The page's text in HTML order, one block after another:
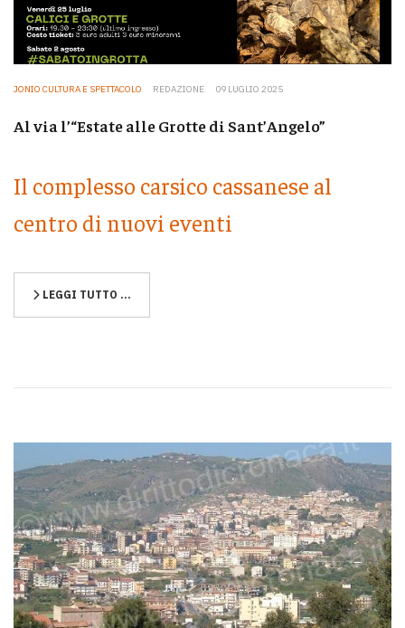
JONIO CULTURA E SPETTACOLO REDAZIONE 09 LUGLIO 2025
Al via l’“Estate alle Grotte di Sant’Angelo”
Il complesso carsico cassanese al
centro di nuovi eventi
LEGGI TUTTO …